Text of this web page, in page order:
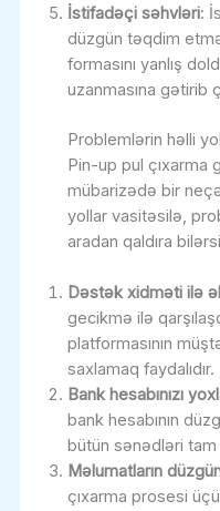
İstifadəçi səhvləri:
düzgün təqdim
formasını yanlış
uzanmasına gətirib
Problemlərin həlli
Pin-up pul çıxarma
mübarizədə bir
yollar vasitəsilə,
aradan qaldıra
Dəstək xidməti ilə
gecikmə ilə
platformasının
saxlamaq faydalıdır.
Bank hesabınızı
bank hesabının
bütün sənədləri
Məlumatların
çıxarma prosesi